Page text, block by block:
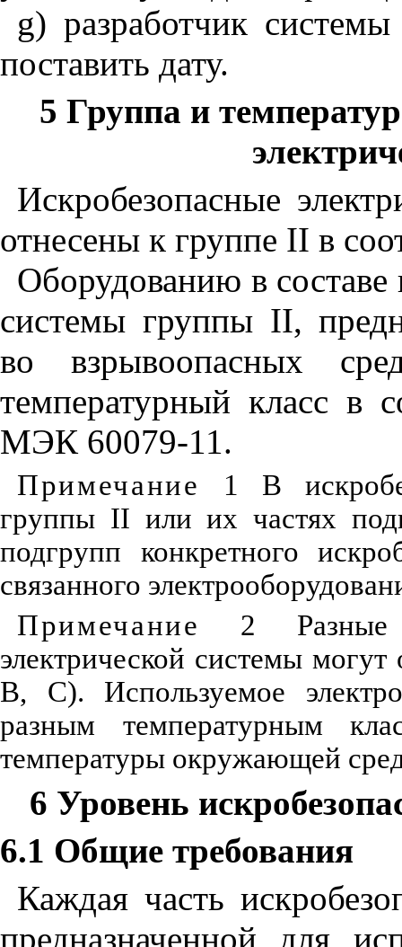
g) разработчик
поставить дату.
5 Группа и
Искробезопасные
отнесены к группе II в
Оборудованию в составе
системы группы II,
во взрывоопасных
температурный класс в
МЭК 60079-11.
Примечание 1 В
группы II или их частях
подгрупп конкретного
связанного
Примечание 2 Разные
электрической системы
В, С). Используемое
разным температурным
температуры окружающей
6 Уровень
6.1 Общие требования
Каждая часть
предназначенной для